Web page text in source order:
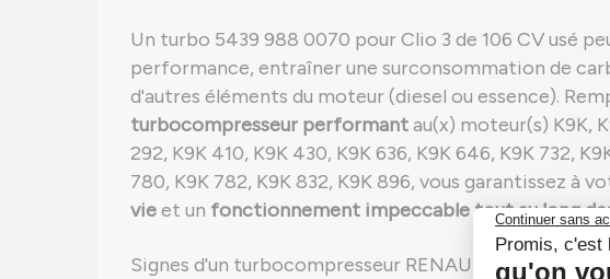
Un turbo 5439 988 0070 pour Clio 3 de 106 CV usé
performance, entraîner une surconsommation de
d'autres éléments du moteur (diesel ou essence).
turbocompresseur performantau(x) moteur(s) K9K,
292, K9K 410, K9K 430, K9K 636, K9K 646, K9K 732,
780, K9K 782, K9K 832, K9K 896, vous garantissez à
vieet un fonctionnement impeccable tout au long
Signes d'un turbocompresseur RENAULT Clio 3 1.5